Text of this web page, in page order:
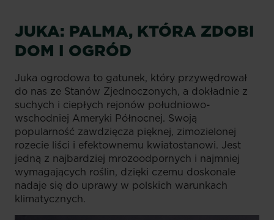
JUKA: PALMA, KTÓRA ZDOBI
DOM I OGRÓD
Juka ogrodowa to gatunek, który przywędrował
do nas ze Stanów Zjednoczonych, a dokładnie z
suchych i ciepłych rejonów południowo-
wschodniej Ameryki Północnej. Swoją
popularność zawdzięcza pięknej, zimozielonej
rozecie liści i efektownemu kwiatostanowi. Jest
jedną z najbardziej mrozoodpornych i najmniej
wymagających roślin, dzięki czemu doskonale
nadaje się do uprawy w polskich warunkach
klimatycznych.